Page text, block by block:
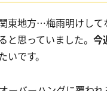
東地方…梅雨明けし
と思っていました。 今
です。